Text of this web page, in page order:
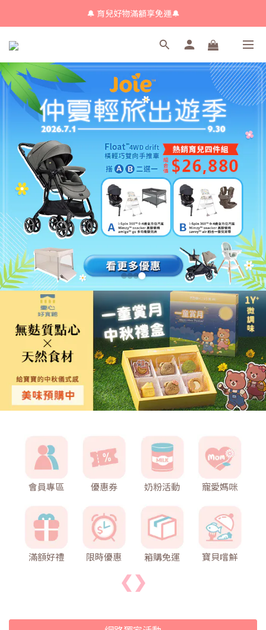
🔔 育兒好物滿額享免運🔔
🔔 育兒好物滿額享免運🔔
🔔會員限定！購物金立即領+消費再回饋 💰
🔔 育兒好物滿額享免運🔔
會員專區 優惠券 奶粉活動 寵愛媽咪
滿額好禮 限時優惠 箱購免運 寶貝嚐鮮
❮❯